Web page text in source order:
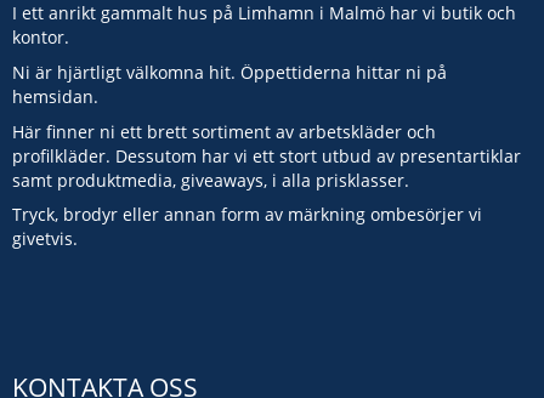
I ett anrikt gammalt hus på Limhamn i Malmö har vi butik och
kontor.
Ni är hjärtligt välkomna hit. Öppettiderna hittar ni på
hemsidan.
Här finner ni ett brett sortiment av arbetskläder och
profilkläder. Dessutom har vi ett stort utbud av presentartiklar
samt produktmedia, giveaways, i alla prisklasser.
Tryck, brodyr eller annan form av märkning ombesörjer vi
givetvis.
KONTAKTA OSS